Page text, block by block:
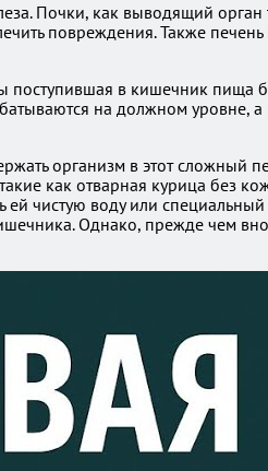
Почки, как выводящий
повреждения. Также печень
в кишечник пища
на должном уровне, а
организм в этот сложный
как отварная курица без
ей чистую воду или
Однако, прежде чем